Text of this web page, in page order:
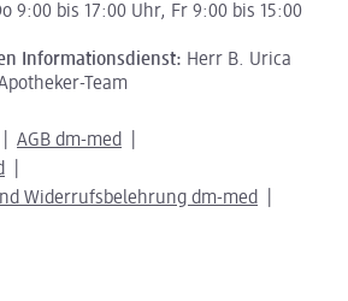
9:00 bis 17:00 Uhr, Fr 9:00 bis 15:00
Informationsdienst: Herr B. Urica
Team
AGB dm-med
Widerrufsbelehrung dm-med